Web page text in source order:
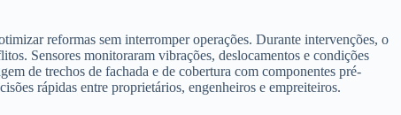
reformas sem interromper operações. Durante intervenções, o
Sensores monitoraram vibrações, deslocamentos e condições
de trechos de fachada e de cobertura com componentes pré-
rápidas entre proprietários, engenheiros e empreiteiros.